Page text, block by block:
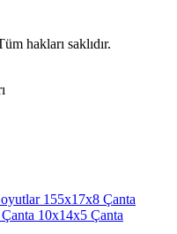
hakları saklıdır.
155x17x8 Çanta
10x14x5 Çanta